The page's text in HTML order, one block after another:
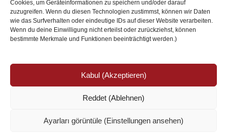
Cookies, um Geräteinformationen zu speichern und/oder darauf
zuzugreifen. Wenn du diesen Technologien zustimmst, können wir Daten
wie das Surfverhalten oder eindeutige IDs auf dieser Website verarbeiten.
Wenn du deine Einwilligung nicht erteilst oder zurückziehst, können
bestimmte Merkmale und Funktionen beeinträchtigt werden.)
Kabul (Akzeptieren)
Reddet (Ablehnen)
Ayarları görüntüle (Einstellungen ansehen)
© Copyright 2024 /Impressum/Site sahibi